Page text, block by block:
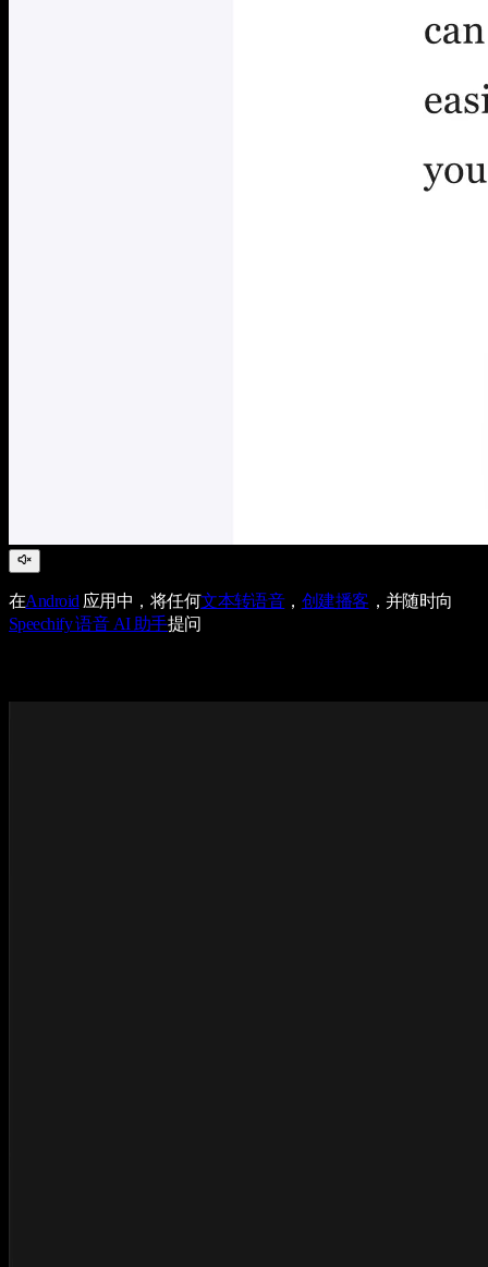
在Android 应用中，将任何文本转语音， 创建播客 ，并随时向
Speechify 语音 AI 助手提问